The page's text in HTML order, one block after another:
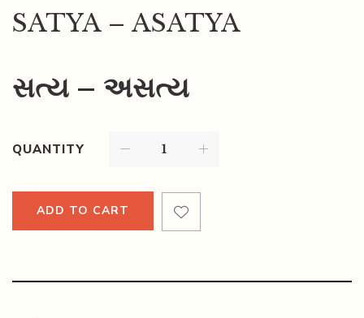
SATYA – ASATYA
સત્ય – અસત્ય
QUANTITY
ADD TO CART